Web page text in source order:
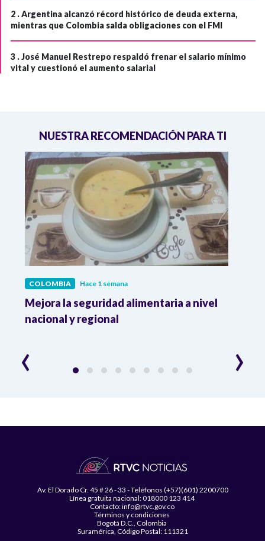
2 .Argentina alcanzó récord histórico de deuda externa,
mientras que Colombia salda obligaciones con el FMI
3 .José Manuel Restrepo respaldó frenar el salario mínimo
vital y cuestionó el aumento salarial
NUESTRA RECOMENDACIÓN PARA TI
COLOMBIA Hace 1 semana
Mejora la seguridad alimentaria a nivel
nacional y regional
‹ ›
Av. El Dorado Cr. 45 # 26 - 33 - Teléfonos (+57)(601) 2200700
Línea gratuita nacional: 018000 123 414
Contacto: info@rtvc.gov.co
Términos y condiciones
Bogotá D.C., Colombia
Suramérica, Código Postal: 111321